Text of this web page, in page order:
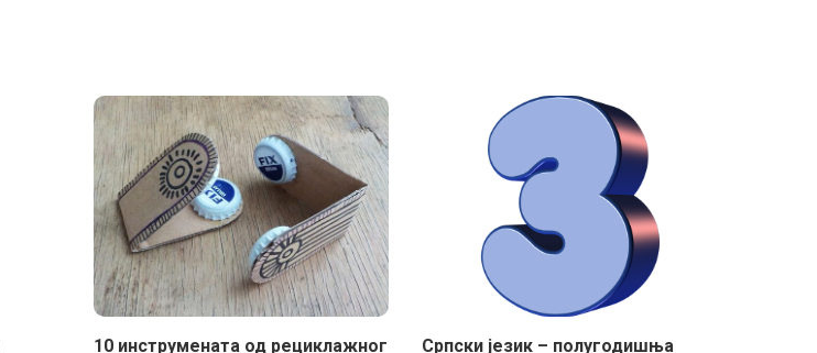
10 инструмената од рециклажног
Српски језик – полугодишња